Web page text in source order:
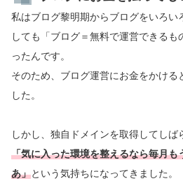
私はブログ黎明期からブログをいろい
しても「ブログ＝無料で運営できる
ったんです。
そのため、ブログ運営にお金をかける
した。
しかし、独自ドメインを取得してしば
「気に入った環境を整えるなら毎月も
あ」という気持ちになってきました。